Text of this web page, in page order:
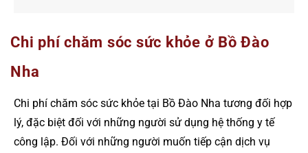
Chi phí chăm sóc sức khỏe ở Bồ Đào
Nha
Chi phí chăm sóc sức khỏe tại Bồ Đào Nha tương đối hợp
lý, đặc biệt đối với những người sử dụng hệ thống y tế
công lập. Đối với những người muốn tiếp cận dịch vụ